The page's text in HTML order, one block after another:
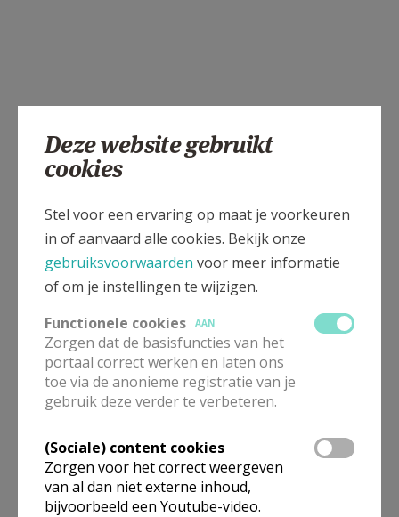
Deze website gebruikt
cookies
Stel voor een ervaring op maat je voorkeuren
in of aanvaard alle cookies. Bekijk onze
gebruiksvoorwaarden voor meer informatie
of om je instellingen te wijzigen.
Functionele cookies
AAN
Zorgen dat de basisfuncties van het
portaal correct werken en laten ons
toe via de anonieme registratie van je
gebruik deze verder te verbeteren.
(Sociale) content cookies
Zorgen voor het correct weergeven
van al dan niet externe inhoud,
bijvoorbeeld een Youtube-video.